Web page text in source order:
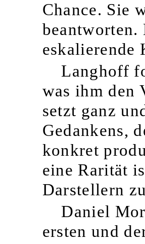
Chance. Sie
beantworten.
eskalierende
Langhoff
was ihm den
setzt ganz
Gedankens,
konkret
eine Rarität
Darstellern
Daniel
ersten und